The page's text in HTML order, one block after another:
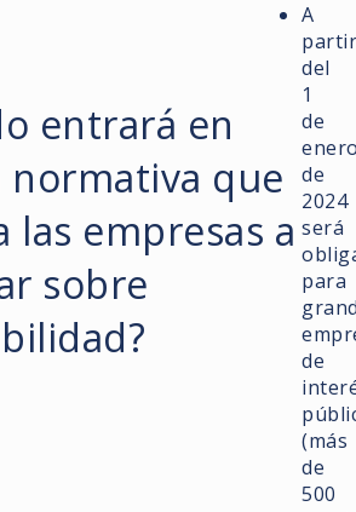
entrará en
normativa que
las empresas a
sobre
A
del
1
de
de
2024
será
para
de
(más
de
500